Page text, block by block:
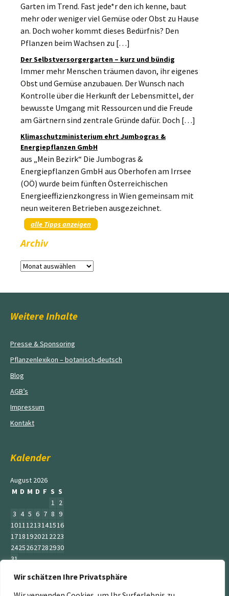
Wir schätzen Ihre Privatsphäre
Garten im Trend. Fast jede*r den ich kenne, baut
mehr oder weniger viel Gemüse oder Obst zu Hause
an. Doch woher kommt dieses Bedürfnis? Den
Pflanzen beim Wachsen zu […]
Der Selbstversorgergarten – kurz und bündig
Immer mehr Menschen träumen davon, ihr eigenes
Obst und Gemüse anzubauen. Der Wunsch nach
Kontrolle über die Herkunft der Lebensmittel, der
bewusste Umgang mit Ressourcen und die Freude
am Gärtnern sind zentrale Gründe dafür. Doch […]
Klimaschutzministerium ehrt Jumbogras &
Energiepflanzen GmbH
aus „Mein Bezirk“ Die Jumbogras &
Energiepflanzen GmbH aus Oberhofen am Irrsee
(OÖ) wurde beim fünften Österreichischen
Energieeffizienzkongress in Wien gemeinsam mit
neun weiteren Betrieben ausgezeichnet.
alle Tipps anzeigen
Archiv
Archiv
Weitere Inhalte
Presse & Sponsoring
Pflanzenlexikon – botanisch-deutsch
Blog
AGB’s
Impressum
Kontakt
Kalender
August 2026
M D M D F S S
1 2
3 4 5 6 7 8 9
10111213141516
17181920212223
24252627282930
31
« Juni